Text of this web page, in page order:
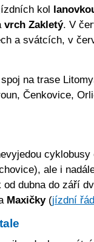
kol
vrch Zakletý. V
a svátcích, v
na trase
Čenkovice,
cyklobusy
ale i
dubna do září
Maxičky(jízdní řád